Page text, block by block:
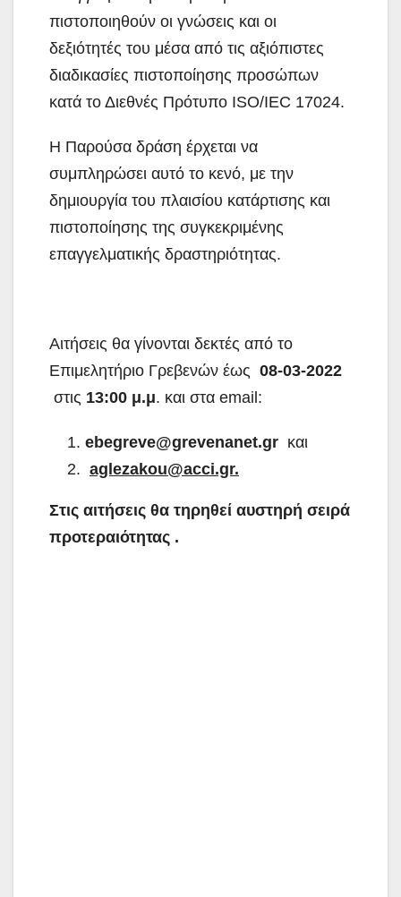
πιστοποιηθούν οι γνώσεις και οι
δεξιότητές του μέσα από τις αξιόπιστες
διαδικασίες πιστοποίησης προσώπων
κατά το Διεθνές Πρότυπο ISO/IEC 17024.
Η Παρούσα δράση έρχεται να
συμπληρώσει αυτό το κενό, με την
δημιουργία του πλαισίου κατάρτισης και
πιστοποίησης της συγκεκριμένης
επαγγελματικής δραστηριότητας.
Αιτήσεις θα γίνονται δεκτές από το
Επιμελητήριο Γρεβενών έως 08-03-2022
στις 13:00 μ.μ. και στα email:
ebegreve@grevenanet.gr και
aglezakou@acci.gr.
Στις αιτήσεις θα τηρηθεί αυστηρή σειρά
προτεραιότητας .